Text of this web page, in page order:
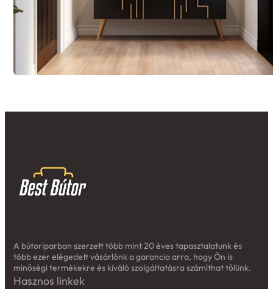
A bútoriparban szerzett több mint 20 éves tapasztalatunk és
több ezer elégedett vásárlónk a garancia arra, hogy Ön is
minőségi termékekre és kiváló szolgáltatásra számíthat tőlünk.
Hasznos linkek